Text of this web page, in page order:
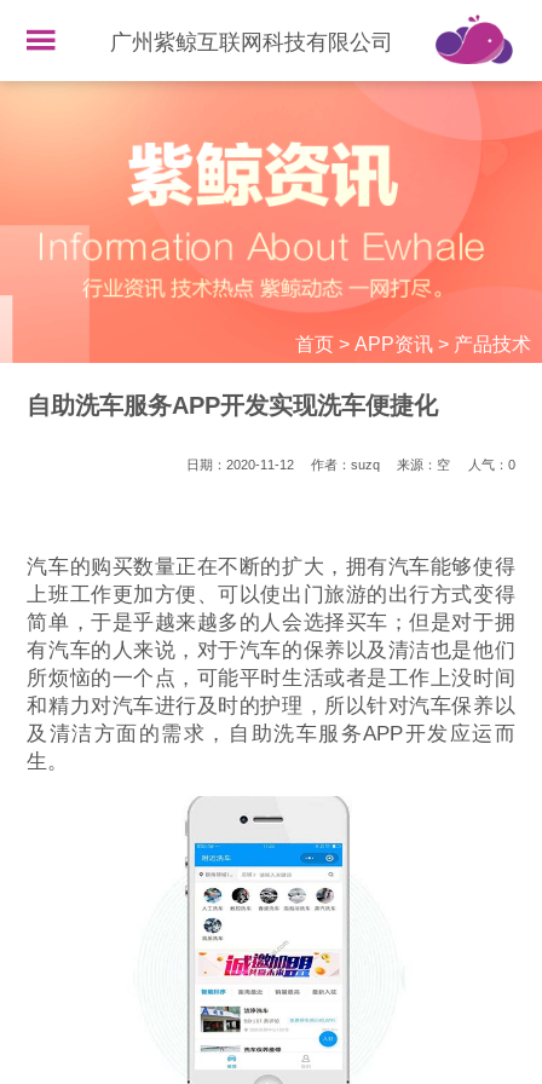
广州紫鲸互联网科技有限公司
首页> APP资讯> 产品技术
自助洗车服务APP开发实现洗车便捷化
日期：2020-11-12 作者：suzq 来源：空 人气： 0
汽车的购买数量正在不断的扩大，拥有汽车能够使得
上班工作更加方便、可以使出门旅游的出行方式变得
简单，于是乎越来越多的人会选择买车；但是对于拥
有汽车的人来说，对于汽车的保养以及清洁也是他们
所烦恼的一个点，可能平时生活或者是工作上没时间
和精力对汽车进行及时的护理，所以针对汽车保养以
及清洁方面的需求，自助洗车服务APP开发应运而
生。